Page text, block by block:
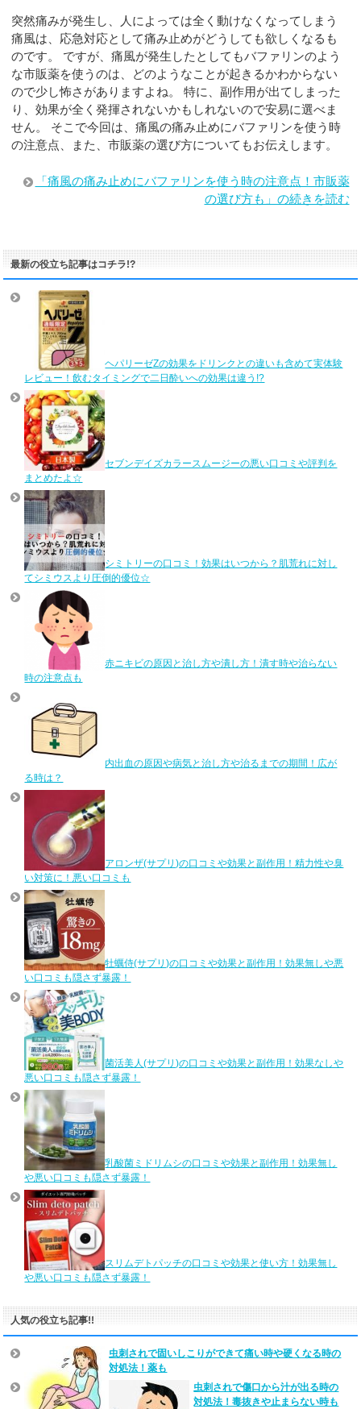
突然痛みが発生し、人によっては全く動けなくなってしまう
痛風は、応急対応として痛み止めがどうしても欲しくなるも
のです。 ですが、痛風が発生したとしてもバファリンのよう
な市販薬を使うのは、どのようなことが起きるかわからない
ので少し怖さがありますよね。 特に、副作用が出てしまった
り、効果が全く発揮されないかもしれないので安易に選べま
せん。 そこで今回は、痛風の痛み止めにバファリンを使う時
の注意点、また、市販薬の選び方についてもお伝えします。
「痛風の痛み止めにバファリンを使う時の注意点！市販薬
の選び方も」の続きを読む
最新の役立ち記事はコチラ!?
ヘパリーゼZの効果をドリンクとの違いも含めて実体験
レビュー！飲むタイミングで二日酔いへの効果は違う!?
セブンデイズカラースムージーの悪い口コミや評判を
まとめたよ☆
シミトリーの口コミ！効果はいつから？肌荒れに対し
てシミウスより圧倒的優位☆
赤ニキビの原因と治し方や潰し方！潰す時や治らない
時の注意点も
内出血の原因や病気と治し方や治るまでの期間！広が
る時は？
アロンザ(サプリ)の口コミや効果と副作用！精力性や臭
い対策に！悪い口コミも
牡蠣侍(サプリ)の口コミや効果と副作用！効果無しや悪
い口コミも隠さず暴露！
菌活美人(サプリ)の口コミや効果と副作用！効果なしや
悪い口コミも隠さず暴露！
乳酸菌ミドリムシの口コミや効果と副作用！効果無し
や悪い口コミも隠さず暴露！
スリムデトパッチの口コミや効果と使い方！効果無し
や悪い口コミも隠さず暴露！
人気の役立ち記事!!
虫刺されで固いしこりができて痛い時や硬くなる時の
対処法！薬も
虫刺されで傷口から汁が出る時の
対処法！毒抜きや止まらない時も